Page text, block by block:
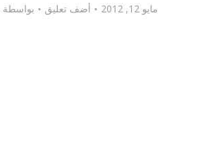
مايو 12, 2012 أضف تعليق بواسطة